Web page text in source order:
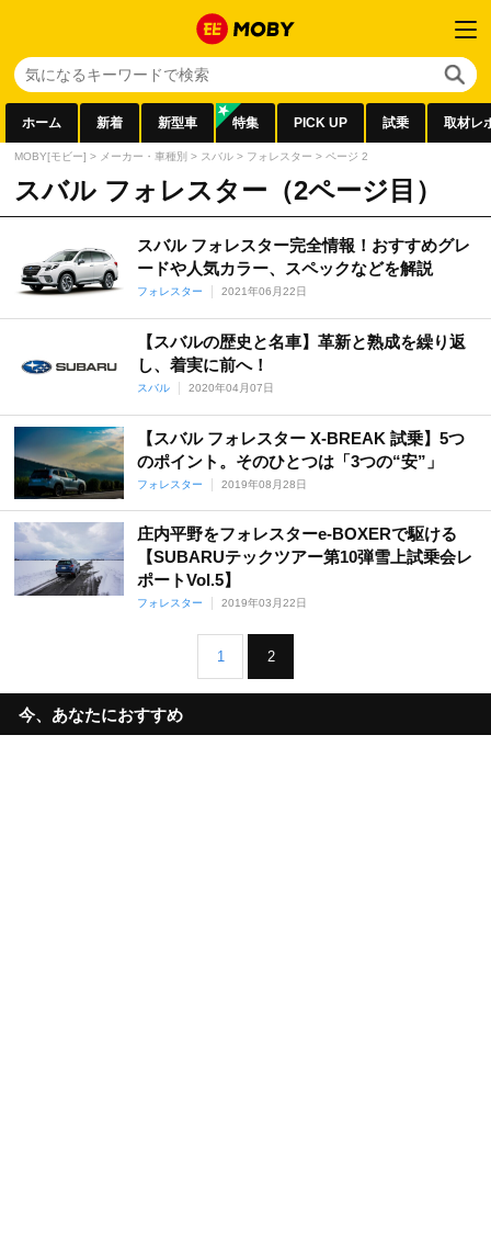
ホーム 新着 新型車 特集 PICK UP 試乗 取材レ
MOBY[モビー] > メーカー・車種別 > スバル > フォレスター > ページ 2
スバル フォレスター（2ページ目）
スバル フォレスター完全情報！おすすめグレ
ードや人気カラー、スペックなどを解説
フォレスター 2021年06月22日
【スバルの歴史と名車】革新と熟成を繰り返
し、着実に前へ！
スバル 2020年04月07日
【スバル フォレスター X-BREAK 試乗】5つ
のポイント。そのひとつは「3つの“安”」
フォレスター 2019年08月28日
庄内平野をフォレスターe-BOXERで駆ける
【SUBARUテックツアー第10弾雪上試乗会レ
ポートVol.5】
フォレスター 2019年03月22日
1 2
今、あなたにおすすめ